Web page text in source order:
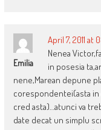
Emilia
April 7, 2011 at
Nenea
in posesia
nene,Marean depune
corespondentei(asta in
cred asta)…atunci va
date decat un simplu